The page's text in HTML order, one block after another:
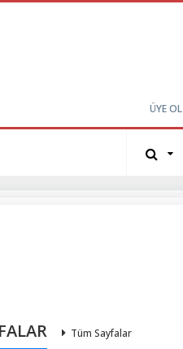
ÜYE OL
Tüm Sayfalar